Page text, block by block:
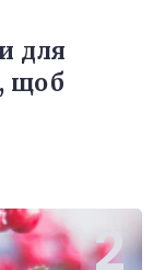
для
щоб